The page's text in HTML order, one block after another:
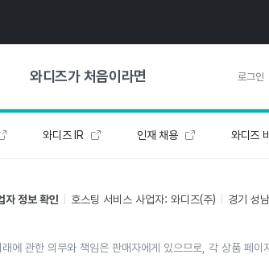
와디즈가 처음이라면 로그인
첫 시작 가이드
경험형
비즈니스형
와디즈 IR 인재 채용 와디즈
자 정보 확인 호스팅 서비스 사업자: 와디즈(주)
경기 성
에 관한 의무와 책임은 판매자에게 있으므로, 각 상품 페이